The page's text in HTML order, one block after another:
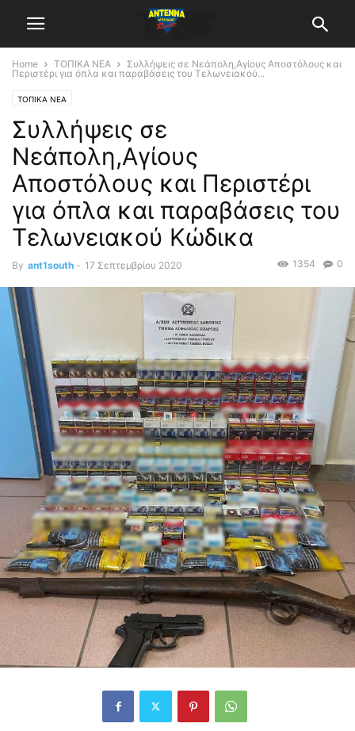
Home ΤΟΠΙΚΑ ΝΕΑ
Συλλήψεις σε Νεάπολη,Αγίους Αποστόλους και
Περιστέρι για όπλα και παραβάσεις του Τελωνειακού...
ΤΟΠΙΚΑ ΝΕΑ
Συλλήψεις σε
Νεάπολη,Αγίους
Αποστόλους και Περιστέρι
για όπλα και παραβάσεις του
Τελωνειακού Κώδικα
By ant1south - 17 Σεπτεμβρίου 2020 0
1354